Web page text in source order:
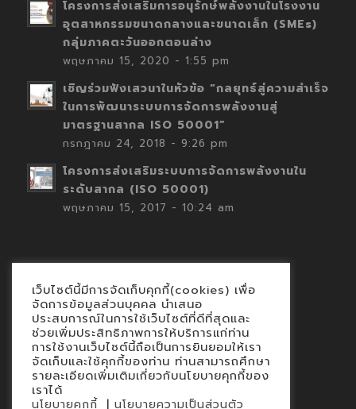
โครงการส่งเสริมการอนุรักษ์พลังงานในโรงงาน
อุตสาหกรรมขนาดกลางและขนาดเล็ก (SMEs)
กลุ่มภาคตะวันออกตอนล่าง
พฤษภาคม 15, 2020 - 1:55 pm
เชิญร่วมฟังเสวนาในหัวข้อ “กลยุทธ์สู่ความสำเร็จ
ในการพัฒนาระบบการจัดการพลังงานสู่
มาตรฐานสากล ISO 50001”
กรกฎาคม 24, 2018 - 9:26 pm
โครงการส่งเสริมระบบการจัดการพลังงานใน
ระดับสากล (ISO 50001)
พฤษภาคม 15, 2017 - 10:24 am
Contact
นโยบายคุกกี้
นโยบายข้อมูลส่วนบุคคล
เว็บไซต์นี้มีการจัดเก็บคุกกี้(cookies) เพื่อ
จัดการข้อมูลส่วนบุคคล นำเสนอ
ประสบการณ์ในการใช้เว็บไซต์ที่ดีที่สุดและ
ช่วยเพิ่มประสิทธิภาพการให้บริการแก่ท่าน
การใช้งานเว็บไซต์นี้ถือเป็นการยินยอมให้เรา
จัดเก็บและใช้คุกกี้ของท่าน ท่านสามารถศึกษา
รายละเอียดเพิ่มเติมเกี่ยวกับนโยบายคุกกี้ของ
เราได้
นโยบายคุกกี้ | นโยบายความเป็นส่วนตัว